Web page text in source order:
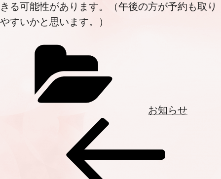
きる可能性があります。（午後の方が予約も取り
やすいかと思います。）
お知らせ